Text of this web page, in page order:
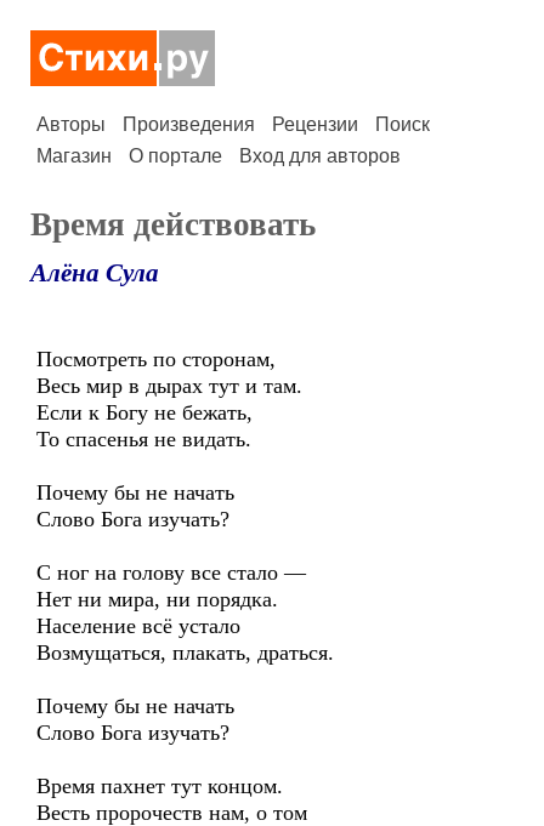
Авторы Произведения Рецензии
Поиск
Магазин
О портале Вход для авторов
Время действовать
Алёна Сула
Посмотреть по сторонам,
Весь мир в дырах тут и там.
Если к Богу не бежать,
То спасенья не видать.
Почему бы не начать
Слово Бога изучать?
С ног на голову все стало —
Нет ни мира, ни порядка.
Население всё устало
Возмущаться, плакать, драться.
Почему бы не начать
Слово Бога изучать?
Время пахнет тут концом.
Весть пророчеств нам, о том